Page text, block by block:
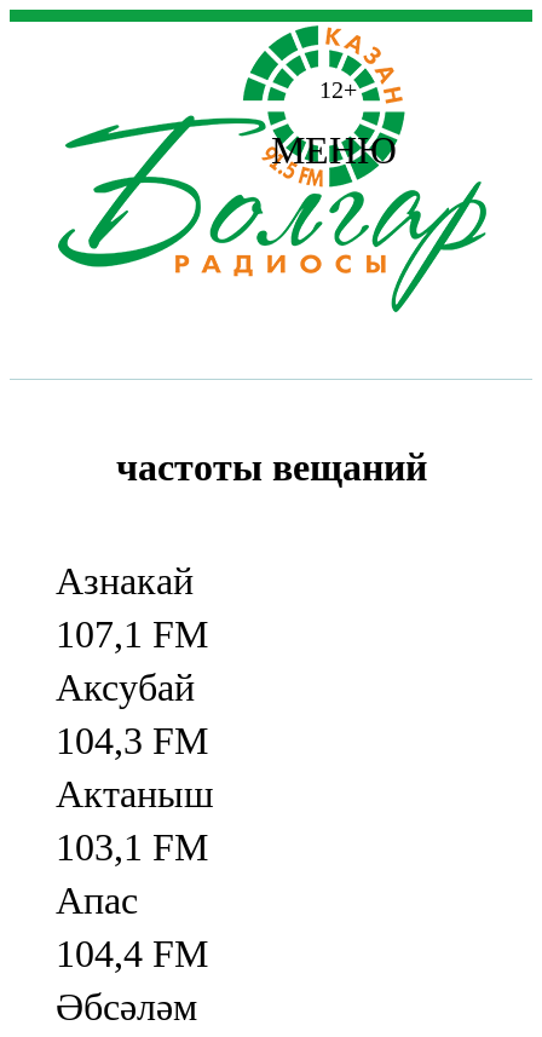
12+
МЕНЮ
частоты вещаний
Азнакай
107,1 FM
Аксубай
104,3 FM
Актаныш
103,1 FM
Апас
104,4 FM
Әбсәләм